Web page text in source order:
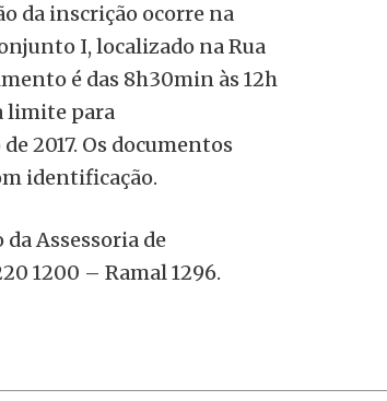
da inscrição ocorre na
I, localizado na Rua
é das 8h30min às 12h
limite para
2017. Os documentos
identificação.
Assessoria de
1200 – Ramal 1296.